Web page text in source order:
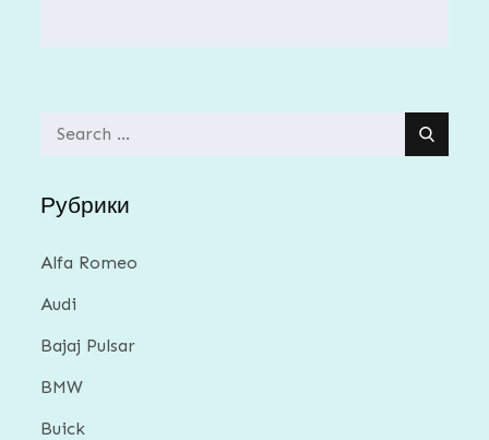
Search
Рубрики
Alfa Romeo
Audi
Bajaj Pulsar
BMW
Buick